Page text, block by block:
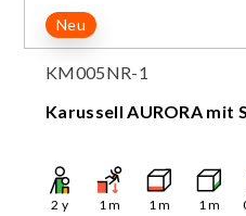
Neu
KM005NR-1
Karussell AURORA mit
2 y 1m 1m 1m